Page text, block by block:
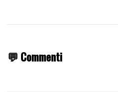
💬 Commenti